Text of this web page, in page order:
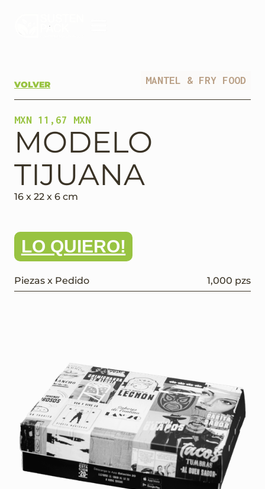
VOLVER MANTEL & FRY FOOD
MXN 11,67 MXN
MODELO
TIJUANA
16 x 22 x 6 cm
LO QUIERO!
Piezas x Pedido 1,000 pzs